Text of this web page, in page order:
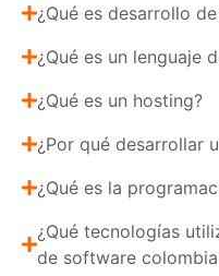
¿Qué es desarrollo
¿Qué es un lenguaje
¿Qué es un hosting?
¿Por qué desarrollar
¿Qué es la
¿Qué tecnologías
de software